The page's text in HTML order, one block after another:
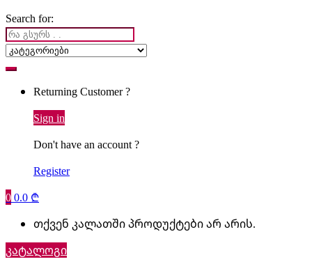
Search for:
Returning Customer ?
Sign in
Don't have an account ?
Register
00.0 ₾
თქვენ კალათში პროდუქტები არ არის.
კატალოგი